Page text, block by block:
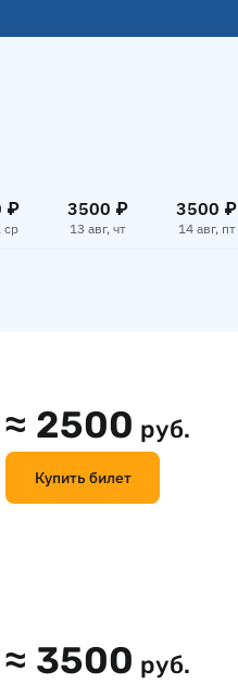
₽
ср
3500 ₽
13 авг, чт
3500 ₽
14 авг, пт
≈ 2500 руб.
Купить билет
≈ 3500 руб.